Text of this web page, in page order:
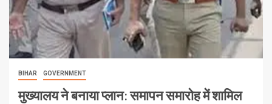
BIHAR GOVERNMENT
मुख्यालय ने बनाया प्लान: समापन समारोह में शामिल